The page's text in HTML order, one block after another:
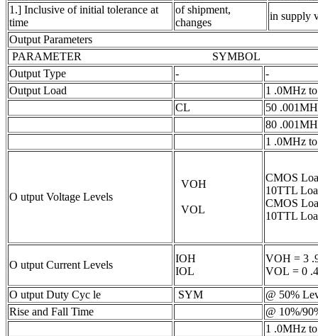
1.] Inclusive of initial tolerance at
time
of shipment,
changes
in supply
Output Parameters
PARAMETER SYMBOL
Output Type
-
-
Output Load
1
CL
50
80
1
O utput Voltage Levels
VOH
VOL
CMOS
10TTL
CMOS
10TTL
O utput Current Levels
IOH
IOL
VOH = 3
VOL = 0
O utput Duty Cyc le
SYM
@
Rise and Fall Time
@ 10%/
1